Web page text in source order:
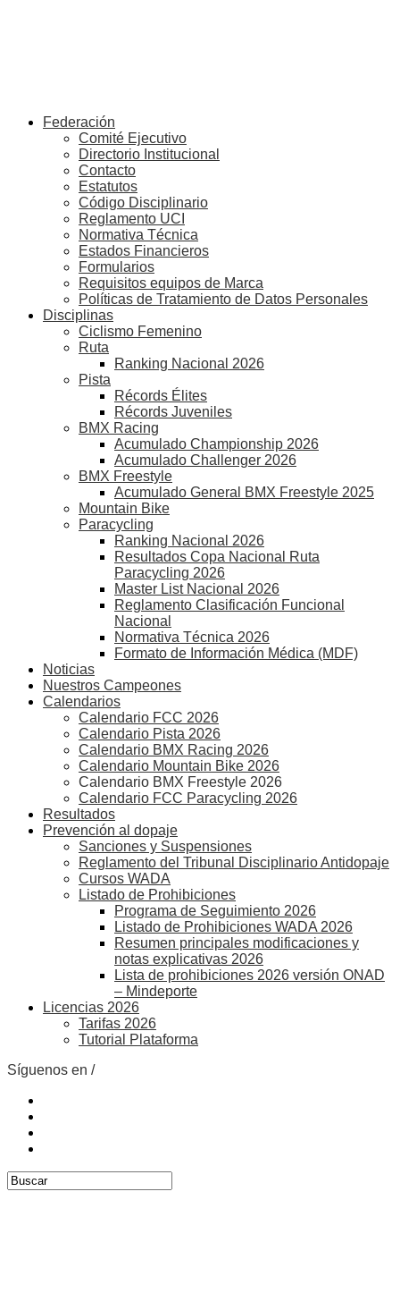
Federación
Comité Ejecutivo
Directorio Institucional
Contacto
Estatutos
Código Disciplinario
Reglamento UCI
Normativa Técnica
Estados Financieros
Formularios
Requisitos equipos de Marca
Políticas de Tratamiento de Datos Personales
Disciplinas
Ciclismo Femenino
Ruta
Ranking Nacional 2026
Pista
Récords Élites
Récords Juveniles
BMX Racing
Acumulado Championship 2026
Acumulado Challenger 2026
BMX Freestyle
Acumulado General BMX Freestyle 2025
Mountain Bike
Paracycling
Ranking Nacional 2026
Resultados Copa Nacional Ruta
Paracycling 2026
Master List Nacional 2026
Reglamento Clasificación Funcional
Nacional
Normativa Técnica 2026
Formato de Información Médica (MDF)
Noticias
Nuestros Campeones
Calendarios
Calendario FCC 2026
Calendario Pista 2026
Calendario BMX Racing 2026
Calendario Mountain Bike 2026
Calendario BMX Freestyle 2026
Calendario FCC Paracycling 2026
Resultados
Prevención al dopaje
Sanciones y Suspensiones
Reglamento del Tribunal Disciplinario Antidopaje
Cursos WADA
Listado de Prohibiciones
Programa de Seguimiento 2026
Listado de Prohibiciones WADA 2026
Resumen principales modificaciones y
notas explicativas 2026
Lista de prohibiciones 2026 versión ONAD
– Mindeporte
Licencias 2026
Tarifas 2026
Tutorial Plataforma
Síguenos en /